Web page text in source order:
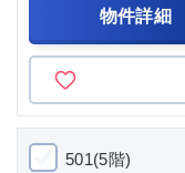
物件詳細
501(5階)